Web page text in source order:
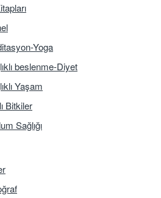
Yoga
beslenme-Diyet
Yaşam
Bitkiler
Sağlığı